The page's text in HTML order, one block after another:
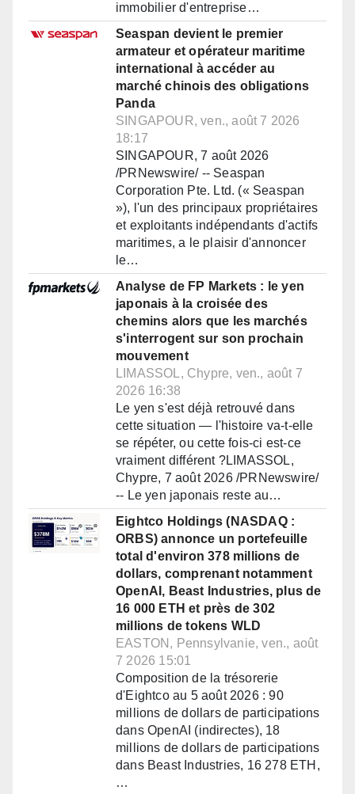
immobilier d'entreprise…
Seaspan devient le premier
armateur et opérateur maritime
international à accéder au
marché chinois des obligations
Panda
SINGAPOUR, ven., août 7 2026
18:17
SINGAPOUR, 7 août 2026
/PRNewswire/ -- Seaspan
Corporation Pte. Ltd. (« Seaspan
»), l'un des principaux propriétaires
et exploitants indépendants d'actifs
maritimes, a le plaisir d'annoncer
le…
Analyse de FP Markets : le yen
japonais à la croisée des
chemins alors que les marchés
s'interrogent sur son prochain
mouvement
LIMASSOL, Chypre, ven., août 7
2026 16:38
Le yen s'est déjà retrouvé dans
cette situation — l'histoire va-t-elle
se répéter, ou cette fois-ci est-ce
vraiment différent ?LIMASSOL,
Chypre, 7 août 2026 /PRNewswire/
-- Le yen japonais reste au…
Eightco Holdings (NASDAQ :
ORBS) annonce un portefeuille
total d'environ 378 millions de
dollars, comprenant notamment
OpenAI, Beast Industries, plus de
16 000 ETH et près de 302
millions de tokens WLD
EASTON, Pennsylvanie, ven., août
7 2026 15:01
Composition de la trésorerie
d'Eightco au 5 août 2026 : 90
millions de dollars de participations
dans OpenAI (indirectes), 18
millions de dollars de participations
dans Beast Industries, 16 278 ETH,
…